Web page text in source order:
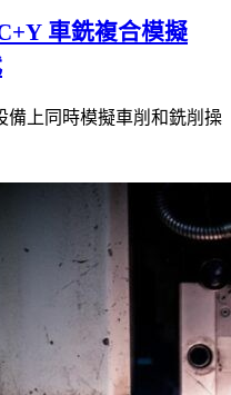
車銑複合模擬
備上同時模擬車削和銑削操